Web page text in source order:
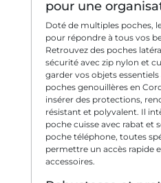
pour une
Doté de multiples poches,
pour répondre à tous vos
Retrouvez des poches
sécurité avec zip nylon et
garder vos objets
poches genouillères en
insérer des protections,
résistant et polyvalent. Il
poche cuisse avec rabat et
poche téléphone, toutes
permettre un accès rapide
accessoires.